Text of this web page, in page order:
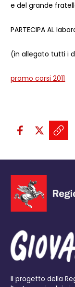
e del grande
PARTECIPA AL
(in allegato tutti i
promo corsi 2011
Condividi sui social:
Il progetto della